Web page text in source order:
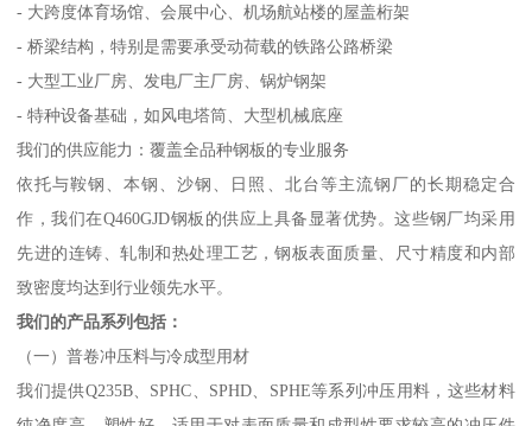
- 大跨度体育场馆、会展中心、机场航站楼的屋盖桁架
- 桥梁结构，特别是需要承受动荷载的铁路公路桥梁
- 大型工业厂房、发电厂主厂房、锅炉钢架
- 特种设备基础，如风电塔筒、大型机械底座
我们的供应能力：覆盖全品种钢板的专业服务
依托与鞍钢、本钢、沙钢、日照、北台等主流钢厂的长期稳定合
作，我们在Q460GJD钢板的供应上具备显著优势。这些钢厂均采用
先进的连铸、轧制和热处理工艺，钢板表面质量、尺寸精度和内部
致密度均达到行业领先水平。
我们的产品系列包括：
（一）普卷冲压料与冷成型用材
我们提供Q235B、SPHC、SPHD、SPHE等系列冲压用料，这些材料